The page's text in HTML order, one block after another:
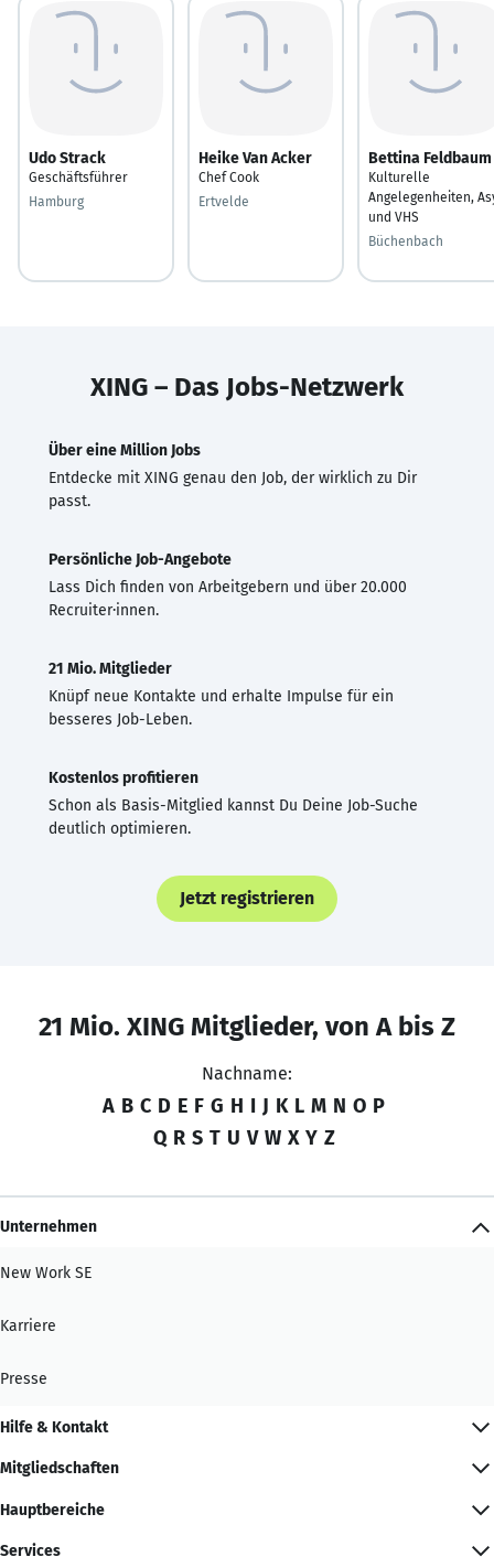
Udo Strack
Geschäftsführer
Hamburg
Heike Van Acker
Chef Cook
Ertvelde
Bettina Feldbaum
Kulturelle
Angelegenheiten,
und VHS
Büchenbach
XING – Das Jobs-Netzwerk
Über eine Million Jobs
Entdecke mit XING genau den Job, der wirklich zu Dir
passt.
Persönliche Job-Angebote
Lass Dich finden von Arbeitgebern und über 20.000
Recruiter·innen.
21 Mio. Mitglieder
Knüpf neue Kontakte und erhalte Impulse für ein
besseres Job-Leben.
Kostenlos profitieren
Schon als Basis-Mitglied kannst Du Deine Job-Suche
deutlich optimieren.
Jetzt registrieren
21 Mio. XING Mitglieder, von A bis Z
Nachname:
A B C D E F G H I J K L M N O P
Q R S T U V W X Y Z
Unternehmen
New Work SE
Karriere
Presse
Hilfe & Kontakt
Mitgliedschaften
Hauptbereiche
Services